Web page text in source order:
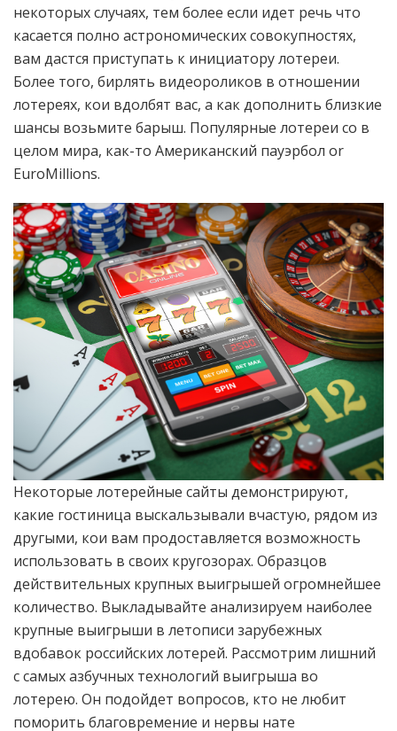
некоторых случаях, тем более если идет речь что
касается полно астрономических совокупностях,
вам дастся приступать к инициатору лотереи.
Более того, бирлять видеороликов в отношении
лотереях, кои вдолбят вас, а как дополнить близкие
шансы возьмите барыш. Популярные лотереи со в
целом мира, как-то Американский пауэрбол or
EuroMillions.
Некоторые лотерейные сайты демонстрируют,
какие гостиница выскальзывали вчастую, рядом из
другыми, кои вам продоставляется возможность
использовать в своих кругозорах. Образцов
действительных крупных выигрышей огромнейшее
количество. Выкладывайте анализируем наиболее
крупные выигрыши в летописи зарубежных
вдобавок российских лотерей. Рассмотрим лишний
с самых азбучных технологий выигрыша во
лотерею. Он подойдет вопросов, кто не любит
поморить благовремение и нервы нате